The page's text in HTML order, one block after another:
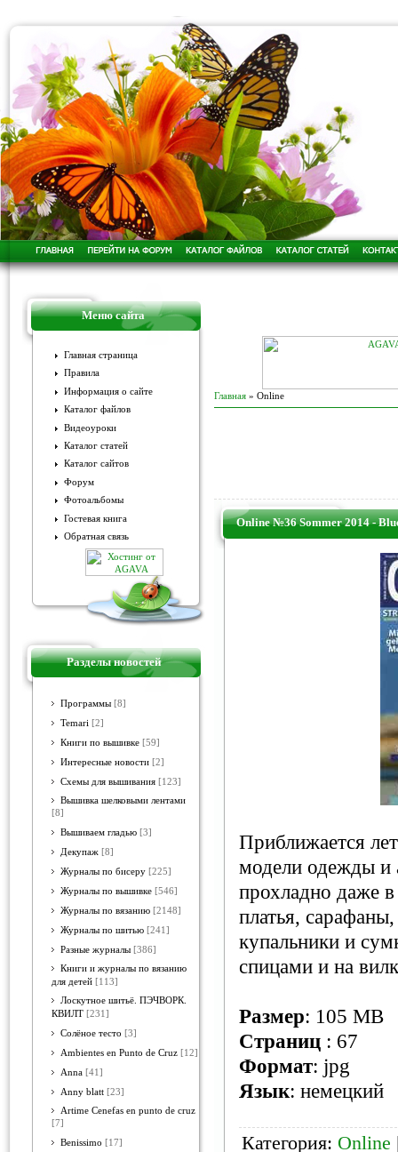
Меню сайта
Главная страница
Правила
Информация о сайте
Каталог файлов
Видеоуроки
Каталог статей
Каталог сайтов
Форум
Фотоальбомы
Гостевая книга
Обратная связь
Разделы новостей
Программы [8]
Temari [2]
Книги по вышивке [59]
Интересные новости [2]
Схемы для вышивания [123]
Вышивка шелковыми лентами
[8]
Вышиваем гладью [3]
Декупаж [8]
Журналы по бисеру [225]
Журналы по вышивке [546]
Журналы по вязанию [2148]
Журналы по шитью [241]
Разные журналы [386]
Книги и журналы по вязанию
для детей [113]
Лоскутное шитьё. ПЭЧВОРК.
КВИЛТ [231]
Солёное тесто [3]
Ambientes en Punto de Cruz [12]
Anna [41]
Anny blatt [23]
Artime Cenefas en punto de cruz
[7]
Benissimo [17]
Главная » Online
Online №36 Sommer 2014 -
Приближается
модели одежды и
прохладно даже
платья,
купальники и
спицами и на
Размер: 105 MB
Страниц : 67
Формат: jpg
Язык: немецкий
Категория: Online